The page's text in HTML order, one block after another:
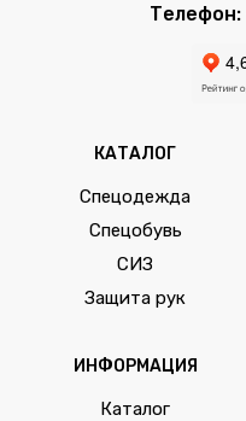
Телефон:
КАТАЛОГ
Спецодежда
Спецобувь
СИЗ
Защита рук
ИНФОРМАЦИЯ
Каталог